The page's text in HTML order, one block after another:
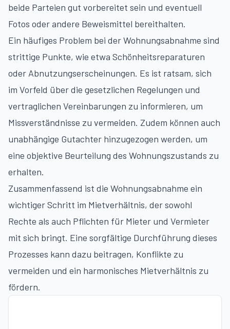
beide Parteien gut vorbereitet sein und eventuell
Fotos oder andere Beweismittel bereithalten.
Ein häufiges Problem bei der Wohnungsabnahme sind
strittige Punkte, wie etwa Schönheitsreparaturen
oder Abnutzungserscheinungen. Es ist ratsam, sich
im Vorfeld über die gesetzlichen Regelungen und
vertraglichen Vereinbarungen zu informieren, um
Missverständnisse zu vermeiden. Zudem können auch
unabhängige Gutachter hinzugezogen werden, um
eine objektive Beurteilung des Wohnungszustands zu
erhalten.
Zusammenfassend ist die Wohnungsabnahme ein
wichtiger Schritt im Mietverhältnis, der sowohl
Rechte als auch Pflichten für Mieter und Vermieter
mit sich bringt. Eine sorgfältige Durchführung dieses
Prozesses kann dazu beitragen, Konflikte zu
vermeiden und ein harmonisches Mietverhältnis zu
fördern.